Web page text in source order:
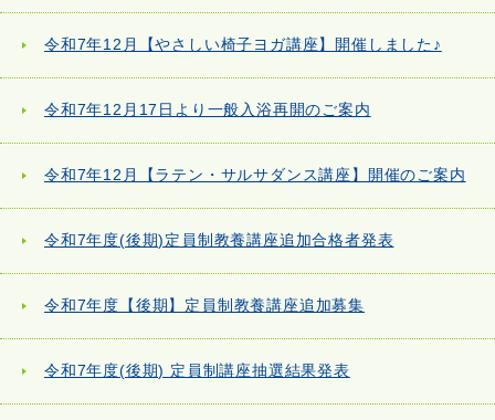
令和7年12月【やさしい椅子ヨガ講座】開催しました♪
令和7年12月17日より一般入浴再開のご案内
令和7年12月【ラテン・サルサダンス講座】開催のご案内
令和7年度(後期)定員制教養講座追加合格者発表
令和7年度【後期】定員制教養講座追加募集
令和7年度(後期) 定員制講座抽選結果発表